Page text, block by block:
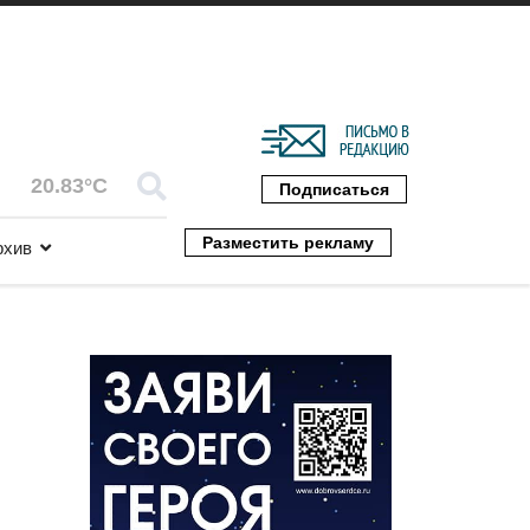
20.83°C Подписаться
Разместить рекламу